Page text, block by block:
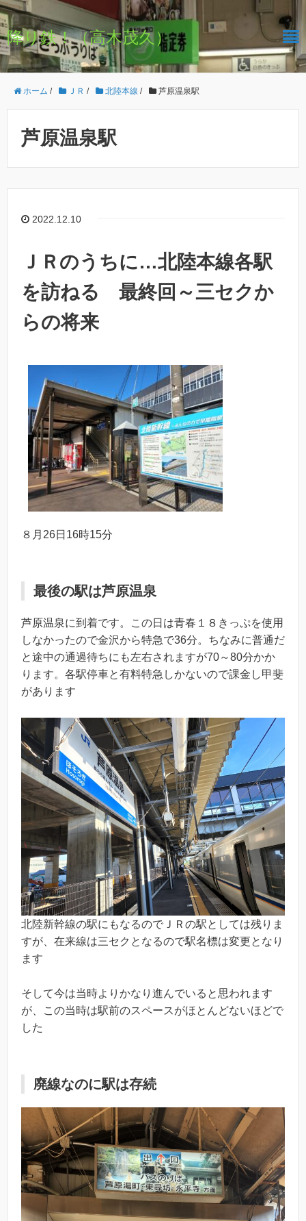
降り鉄！（高木茂久）
ホーム / ＪＲ / 北陸本線 / 芦原温泉駅
芦原温泉駅
2022.12.10
ＪＲのうちに…北陸本線各駅
を訪ねる 最終回～三セクか
らの将来
８月26日16時15分
最後の駅は芦原温泉
芦原温泉に到着です。この日は青春１８きっぷを使用
しなかったので金沢から特急で36分。ちなみに普通だ
と途中の通過待ちにも左右されますが70～80分かか
ります。各駅停車と有料特急しかないので課金し甲斐
があります
北陸新幹線の駅にもなるのでＪＲの駅としては残りま
すが、在来線は三セクとなるので駅名標は変更となり
ます
そして今は当時よりかなり進んでいると思われます
が、この当時は駅前のスペースがほとんどないほどで
した
廃線なのに駅は存続